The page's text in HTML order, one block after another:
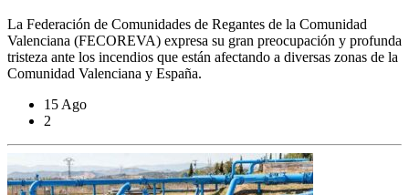
La Federación de Comunidades de Regantes de la Comunidad
Valenciana (FECOREVA) expresa su gran preocupación y profunda
tristeza ante los incendios que están afectando a diversas zonas de la
Comunidad Valenciana y España.
15 Ago
2